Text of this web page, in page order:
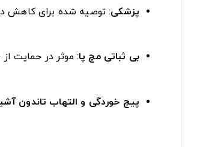
پزشکی: توصیه شده برای کاهش
بی ثباتی مچ پا: موثر در حمایت از
پیچ خوردگی و التهاب تاندون